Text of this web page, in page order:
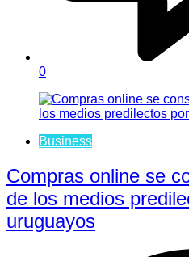
0
Business
Compras online se
de los medios
uruguayos